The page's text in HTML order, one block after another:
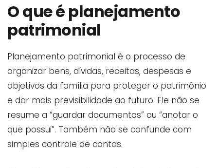
O que é planejamento
patrimonial
Planejamento patrimonial é o processo de
organizar bens, dívidas, receitas, despesas e
objetivos da família para proteger o patrimônio
e dar mais previsibilidade ao futuro. Ele não se
resume a “guardar documentos” ou “anotar o
que possui”. Também não se confunde com
simples controle de contas.